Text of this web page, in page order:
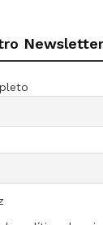
Newsletter